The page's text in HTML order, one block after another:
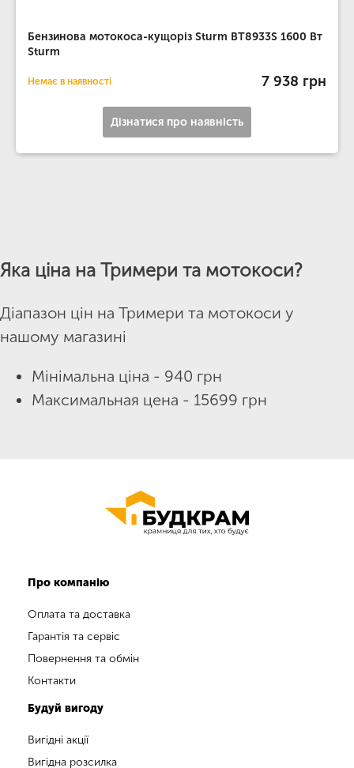
Бензинова мотокоса-кущоріз Sturm BT8933S 1600 Вт
Sturm
Немає в наявності 7 938 грн
Дізнатися про наявність
Яка ціна на Тримери та мотокоси?
Діапазон цін на Тримери та мотокоси у
нашому магазині
Мінімальна ціна - 940 грн
Максимальная цена - 15699 грн
Про компанію
Оплата та доставка
Гарантія та сервіс
Повернення та обмін
Контакти
Будуй вигоду
Вигідні акції
Вигідна розсилка